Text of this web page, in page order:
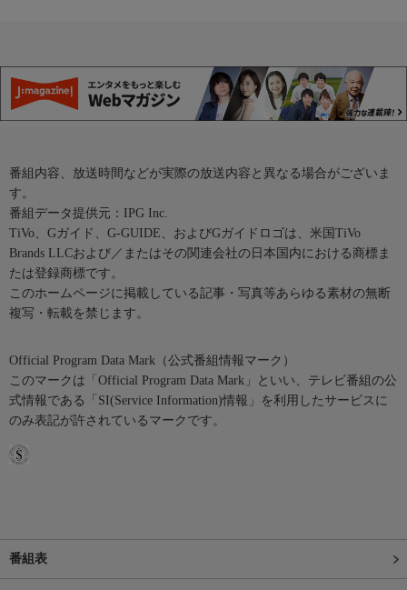
番組内容、放送時間などが実際の放送内容と異なる場合がございま
す。
番組データ提供元：IPG Inc.
TiVo、Gガイド、G-GUIDE、およびGガイドロゴは、米国TiVo
Brands LLCおよび／またはその関連会社の日本国内における商標ま
たは登録商標です。
このホームページに掲載している記事・写真等あらゆる素材の無断
複写・転載を禁じます。
Official Program Data Mark（公式番組情報マーク）
このマークは「Official Program Data Mark」といい、テレビ番組の公
式情報である「SI(Service Information)情報」を利用したサービスに
のみ表記が許されているマークです。
番組表